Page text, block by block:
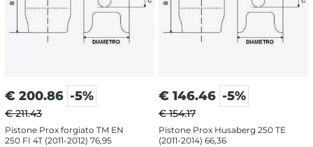
€ 200.86 -5%
€ 211.43
Pistone Prox forgiato TM EN
250 FI 4T (2011-2012) 76,95
€ 146.46 -5%
€ 154.17
Pistone Prox Husaberg 250 TE
(2011-2014) 66,36